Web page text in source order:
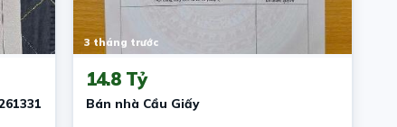
3 tháng trước
14.8 Tỷ
Bán nhà Cầu Giấy